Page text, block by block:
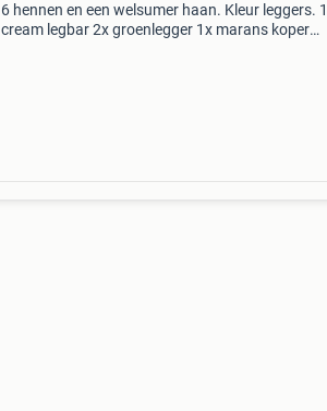
6 hennen en een welsumer haan. Kleur leggers.
cream legbar 2x groenlegger 1x marans koper